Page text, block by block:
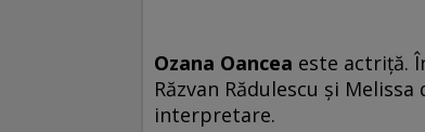
Ozana Oancea este actriţă.
Răzvan Rădulescu şi
interpretare.